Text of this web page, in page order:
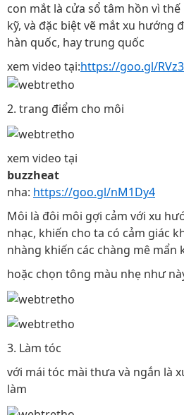
con mắt là cửa sổ tâm hồn vì
kỹ, và đặc biệt vẽ mắt xu hướng
hàn quốc, hay trung quốc
xem video tại:https://goo.gl/
2. trang điểm cho môi
xem video tại
buzzheat
nha: https://goo.gl/nM1Dy4
Môi là đôi môi gợi cảm với xu
nhạc, khiến cho ta có cảm giác
nhàng khiến các chàng mê mẩn
hoặc chọn tông màu nhẹ như
3. Làm tóc
với mái tóc mài thưa và ngắn là
làm